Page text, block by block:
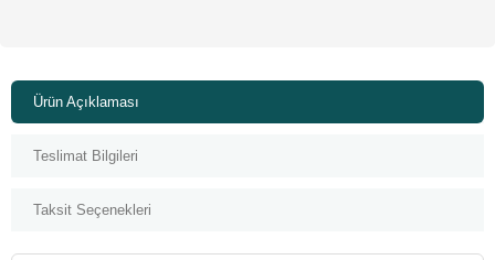
Ürün Açıklaması
Teslimat Bilgileri
Taksit Seçenekleri